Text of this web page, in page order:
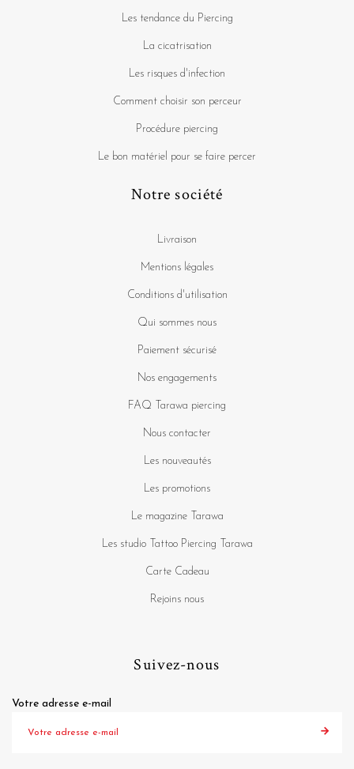
Les tendance du Piercing
La cicatrisation
Les risques d'infection
Comment choisir son perceur
Procédure piercing
Le bon matériel pour se faire percer
Notre société
Livraison
Mentions légales
Conditions d'utilisation
Qui sommes nous
Paiement sécurisé
Nos engagements
FAQ Tarawa piercing
Nous contacter
Les nouveautés
Les promotions
Le magazine Tarawa
Les studio Tattoo Piercing Tarawa
Carte Cadeau
Rejoins nous
Suivez-nous
Votre adresse e-mail